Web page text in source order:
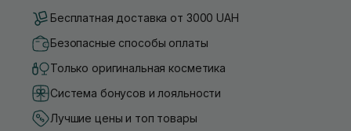
Бесплатная доставка от 3000 UAH
Безопасные способы оплаты
Только оригинальная косметика
Система бонусов и лояльности
Лучшие цены и топ товары